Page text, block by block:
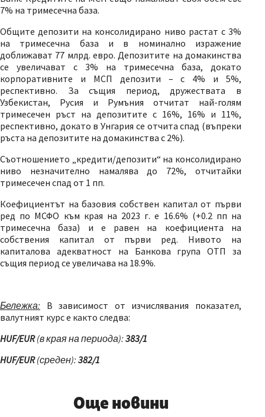
7% на тримесечна база.
Общите депозити на консолидирано ниво растат с 3%
на тримесечна база и в номинално изражение
доближават 77 млрд. евро. Депозитите на домакинства
се увеличават с 3% на тримесечна база, докато
корпоративните и МСП депозити – с 4% и 5%,
респективно. За същия период, дружествата в
Узбекистан, Русия и Румъния отчитат най-голям
тримесечен ръст на депозитите с 16%, 16% и 11%,
респективно, докато в Унгария се отчита спад (въпреки
ръста на депозитите на домакинства с 2%).
Съотношението „кредити/депозити“ на консолидирано
ниво незначително намалява до 72%, отчитайки
тримесечен спад от 1 пп.
Коефициентът на базовия собствен капитал от първи
ред по МСФО към края на 2023 г. е 16.6% (+0.2 пп на
тримесечна база) и е равен на коефициента на
собствения капитал от първи ред. Нивото на
капиталова адекватност на Банкова група ОТП за
същия период се увеличава на 18.9%.
Бележка: В зависимост от изчислявания показател,
валутният курс е както следва:
HUF/EUR (в края на периода): 383/1
HUF/EUR (среден): 382/1
Още новини